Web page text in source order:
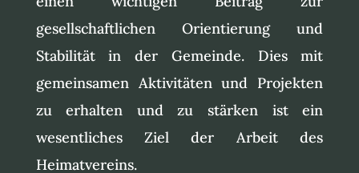
gesellschaftlichen Orientierung und
Stabilität in der Gemeinde. Dies mit
gemeinsamen Aktivitäten und Projekten
zu erhalten und zu stärken ist ein
wesentliches Ziel der Arbeit des
Heimatvereins.